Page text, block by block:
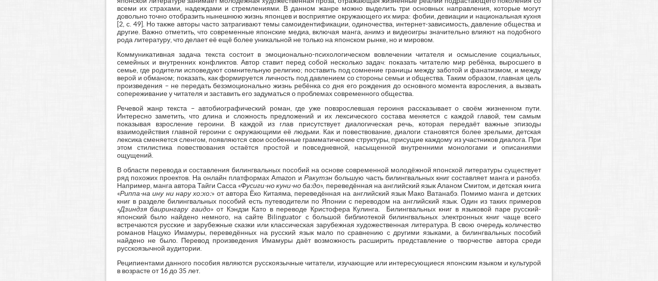
всеми их страхами, надеждами и стремлениями. В данном жанре можно выделить три основных направления, которые могут
довольно точно отобразить нынешнюю жизнь японцев и восприятие окружающего их мира: фобии, девиации и национальная кухня
[2, с. 49]. Но также авторы часто затрагивают темы самоидентификации, одиночества, интернет-зависимость, давление общества и
другие. Важно отметить, что современные японские медиа, включая манга, анимэ и видеоигры значительно влияют на подобного
рода литературу, что делает её ещё более уникальной не только на японском рынке, но и мировом.
Коммуникативная задача текста состоит в эмоционально-психологическом вовлечении читателя и осмысление социальных,
семейных и внутренних конфликтов. Автор ставит перед собой несколько задач: показать читателю мир ребёнка, выросшего в
семье, где родители исповедуют сомнительную религию; поставить под сомнение границы между заботой и фанатизмом, и между
верой и обманом; показать, как формируется личность под давлением со стороны семьи и общества. Таким образом, главная цель
произведения – не передать безэмоционально жизнь ребёнка со дня его рождения до основного момента взросления, а вызвать
сопереживание у читателя и заставить его задуматься о проблемах современного общества.
Речевой жанр текста – автобиографический роман, где уже повзрослевшая героиня рассказывает о своём жизненном пути.
Интересно заметить, что длина и сложность предложений и их лексического состава меняется с каждой главой, тем самым
показывая взросление героини. В каждой из глав присутствует диалогическая речь, которая передаёт важные эпизоды
взаимодействия главной героини с окружающими её людьми. Как и повествование, диалоги становятся более зрелыми, детская
лексика сменяется сленгом, появляются свои особенные грамматические структуры, присущие каждому из участников диалога. При
этом стилистика повествования остаётся простой и повседневной, насыщенной внутренними монологами и описаниями
ощущений.
В области перевода и составления билингвальных пособий на основе современной молодёжной японской литературы существует
ряд похожих проектов. На онлайн платформах Amazon и Ракутэн большую часть билингвальных книг составляет манга и ранобэ.
Например, манга автора Тайги Сасса «Фусиги-но куни-но ба:до», переведённая на английский язык Аланом Смитом, и детская книга
«Риппа-на ину ни нару хо:хо:» от автора Ёко Китаяма, переведённая на английский язык Мако Ватанабэ. Помимо манга и детских
книг в разделе билингвальных пособий есть путеводители по Японии с переводом на английский язык. Один из таких примеров
«Дзиндзя баирингару гаидо» от Кэндзи Като в переводе Кристофера Кулинга. Билингвальных книг в языковой паре русский-
японский было найдено немного, на сайте Bilinguator с большой библиотекой билингвальных электронных книг чаще всего
встречаются русские и зарубежные сказки или классическая зарубежная художественная литература. В свою очередь количество
романов Нацуко Имамуры, переведённых на русский язык мало по сравнению с другими языками, а билингвальных пособий
найдено не было. Перевод произведения Имамуры даёт возможность расширить представление о творчестве автора среди
русскоязычной аудитории.
Реципиентами данного пособия являются русскоязычные читатели, изучающие или интересующиеся японским языком и культурой
в возрасте от 16 до 35 лет.